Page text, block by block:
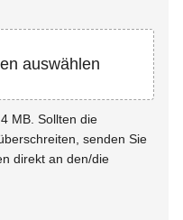
auswählen
MB. Sollten die
senden Sie
direkt an den/die